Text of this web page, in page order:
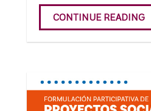
CONTINUE READING